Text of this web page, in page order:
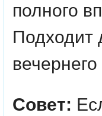
полного
Подходит
Совет: